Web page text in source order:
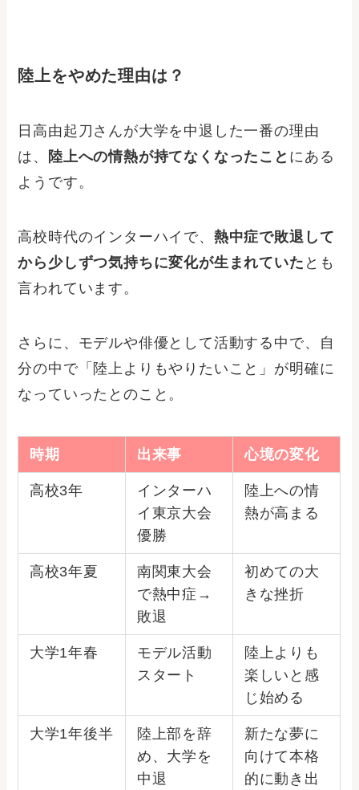
陸上をやめた理由は？
日高由起刀さんが大学を中退した一番の理由
は、 陸上への情熱が持てなくなったこと にある
ようです。
高校時代のインターハイで、 熱中症で敗退して
から少しずつ気持ちに変化が生まれていた とも
言われています。
さらに、モデルや俳優として活動する中で、自
分の中で「陸上よりもやりたいこと」が明確に
なっていったとのこと。
時期 出来事 心境の変化
高校3年
インターハ
イ東京大会
優勝
陸上への情
熱が高まる
高校3年夏
南関東大会
で熱中症→
敗退
初めての大
きな挫折
大学1年春
モデル活動
スタート
陸上よりも
楽しいと感
じ始める
大学1年後半
陸上部を辞
め、大学を
中退
新たな夢に
向けて本格
的に動き出